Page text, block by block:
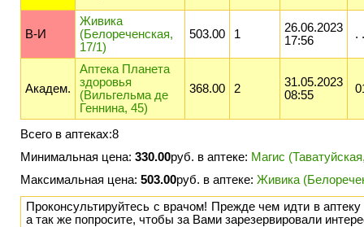
В-И
Живика
(Белореченская,
17/1)
503.00 1
26.06.2023
17:56
. .
Академ.
Аптека Планета
здоровья
(Вильгельма де
Геннина, 45)
368.00 2
31.05.2023
08:55
Всего в аптеках:8
Минимальная цена: 330.00руб. в аптеке: Магис
Максимальная цена: 503.00руб. в аптеке: Живика
Проконсультируйтесь с врачом! Прежде чем идти в
а так же попросите, чтобы за Вами зарезервировали